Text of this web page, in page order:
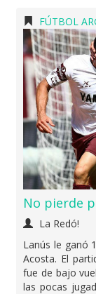
FÚTBOL
No pierde
La Redó!
Lanús le ganó
Acosta. El
fue de bajo
las pocas